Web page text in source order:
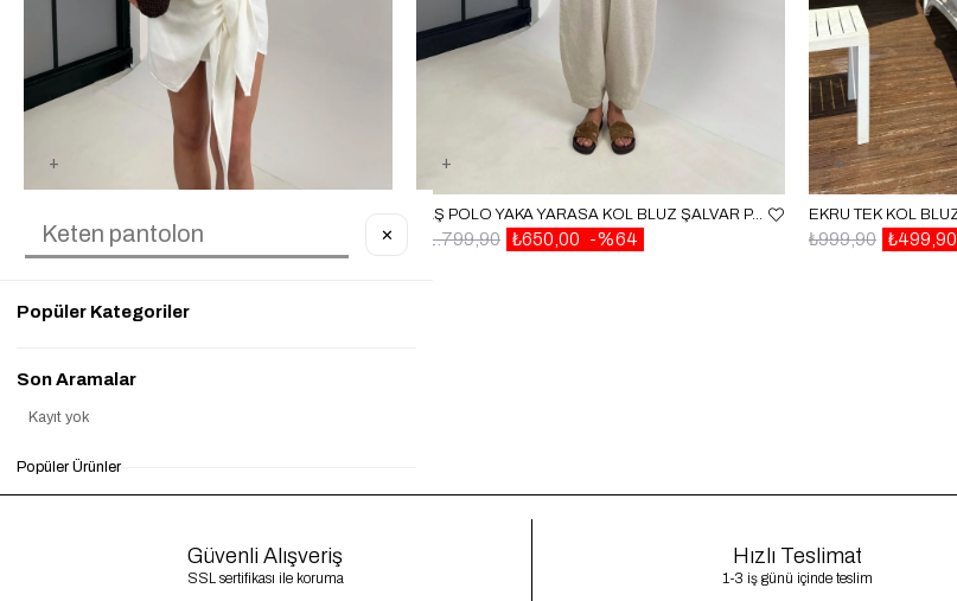
₺799,90
₺1.899,90
TAŞ POLO YAKA YARASA KOL BLUZ ŞALVAR PANTOLON MD MUADIL PREMIUM KETEN TAKIM GAUS00542
%64
₺650,00
₺1.799,90 ₺499,90
₺999,90
Güvenli Alışveriş
SSL sertifikası ile koruma
Hızlı Teslimat
1-3 iş günü içinde teslim
✕
Popüler Kategoriler
Son Aramalar
Kayıt yok
Popüler Ürünler